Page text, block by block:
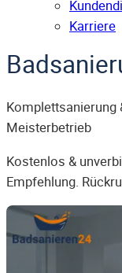
Karriere
Komplettsanierung
Meisterbetrieb
Kostenlos &
Empfehlung.